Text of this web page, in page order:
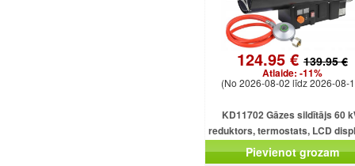
124.95 € 139.95 €
Atlaide: -11%
(No 2026-08-02 līdz 2026-08-
KD11702 Gāzes sildītājs 60
reduktors, termostats, LCD
gāzes šļūtene, ventilators
Pievienot grozam